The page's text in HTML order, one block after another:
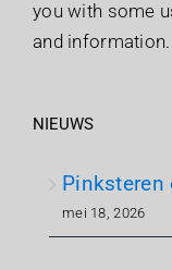
you with some
and information.
NIEUWS
Pinksteren
mei 18, 2026